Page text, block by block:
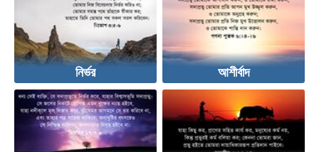
নির্ভর আশীর্বাদ